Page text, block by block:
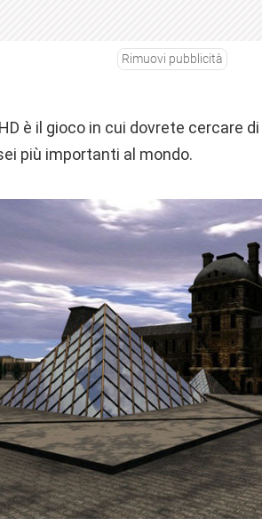
Rimuovi pubblicità
è il gioco in cui dovrete cercare
più importanti al mondo.